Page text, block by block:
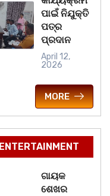
ପାଇଁ ନିଯୁକ୍ତି
ପତ୍ର
ପ୍ରଦାନ
April 12,
2026
MORE
ENTERTAINMENT
ଗାୟକ
ଶେଖର